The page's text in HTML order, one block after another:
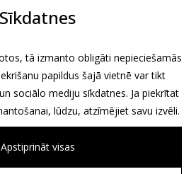
Sīkdatnes
tā izmanto obligāti nepieciešamās
papildus šajā vietnē var tikt
sociālo mediju sīkdatnes. Ja piekrītat
lūdzu, atzīmējiet savu izvēli.
Apstiprināt visas